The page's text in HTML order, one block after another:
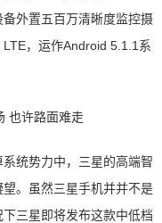
外置五百万清晰度监控摄
，运作Android 5.1.1系
统势力中，三星的高端智
。虽然三星手机并并不是
三星即将发布这款中低档